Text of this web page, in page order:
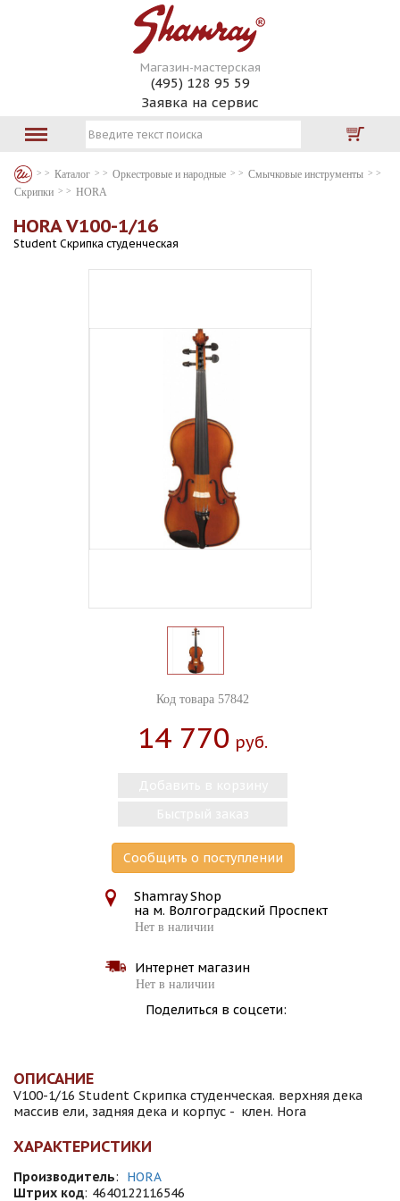
Магазин-мастерская
(495) 128 95 59
Заявка на сервис
Каталог Оркестровые и народные
Смычковые инструменты
Скрипки
HORA
HORA V100-1/16
Student Скрипка студенческая
Код товара 57842
14 770 Руб.
Сообщить о поступлении
Shamray Shop
на м. Волгоградский Проспект
Нет в наличии
Интернет магазин
Нет в наличии
Поделиться в соцсети:
ОПИСАНИЕ
V100-1/16 Student Скрипка студенческая. верхняя дека
массив ели, задняя дека и корпус - клен. Hora
ХАРАКТЕРИСТИКИ
Производитель:
HORA
Штрих код: 4640122116546